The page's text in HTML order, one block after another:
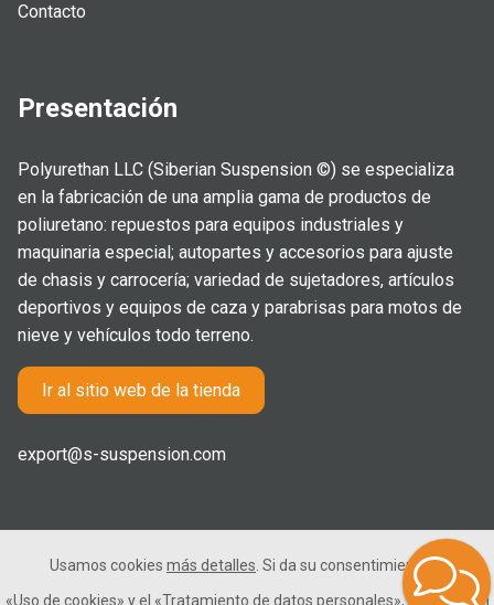
Contacto
Presentación
Polyurethan LLC (Siberian Suspension ©) se especializa
en la fabricación de una amplia gama de productos de
poliuretano: repuestos para equipos industriales y
maquinaria especial; autopartes y accesorios para ajuste
de chasis y carrocería; variedad de sujetadores, artículos
deportivos y equipos de caza y parabrisas para motos de
nieve y vehículos todo terreno.
Ir al sitio web de la tienda
export@s-suspension.com
2005-2026 © Polyurethan LLC. Todos los derechos
Usamos cookies más detalles . Si da su consentimiento para el
«Uso de cookies» y el «Tratamiento de datos personales», haga clic en